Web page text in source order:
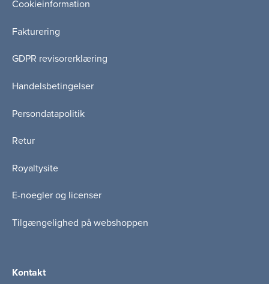
Cookieinformation
Fakturering
GDPR revisorerklæring
Handelsbetingelser
Persondatapolitik
Retur
Royaltysite
E-noegler og licenser
Tilgængelighed på webshoppen
Kontakt